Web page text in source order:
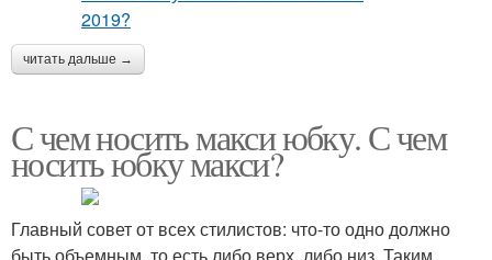
читать дальше →
С чем носить макси юбку. С чем
носить юбку макси?
Главный совет от всех стилистов: что-то одно должно
быть объемным, то есть либо верх, либо низ. Таким